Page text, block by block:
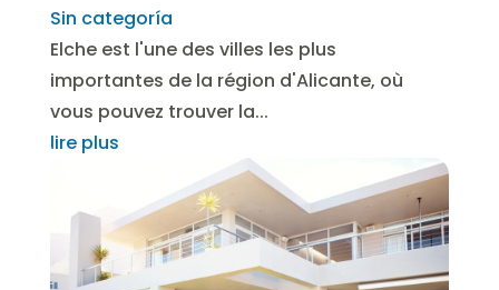
Sin categoría
Elche est l'une des villes les plus
importantes de la région d'Alicante, où
vous pouvez trouver la...
lire plus